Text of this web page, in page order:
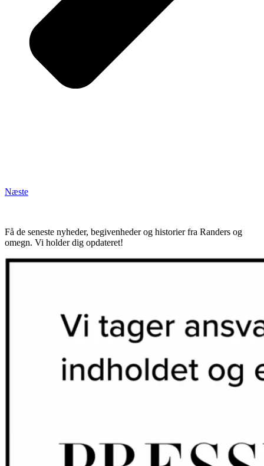
Næste
Få de seneste nyheder, begivenheder og historier fra Randers og
omegn. Vi holder dig opdateret!